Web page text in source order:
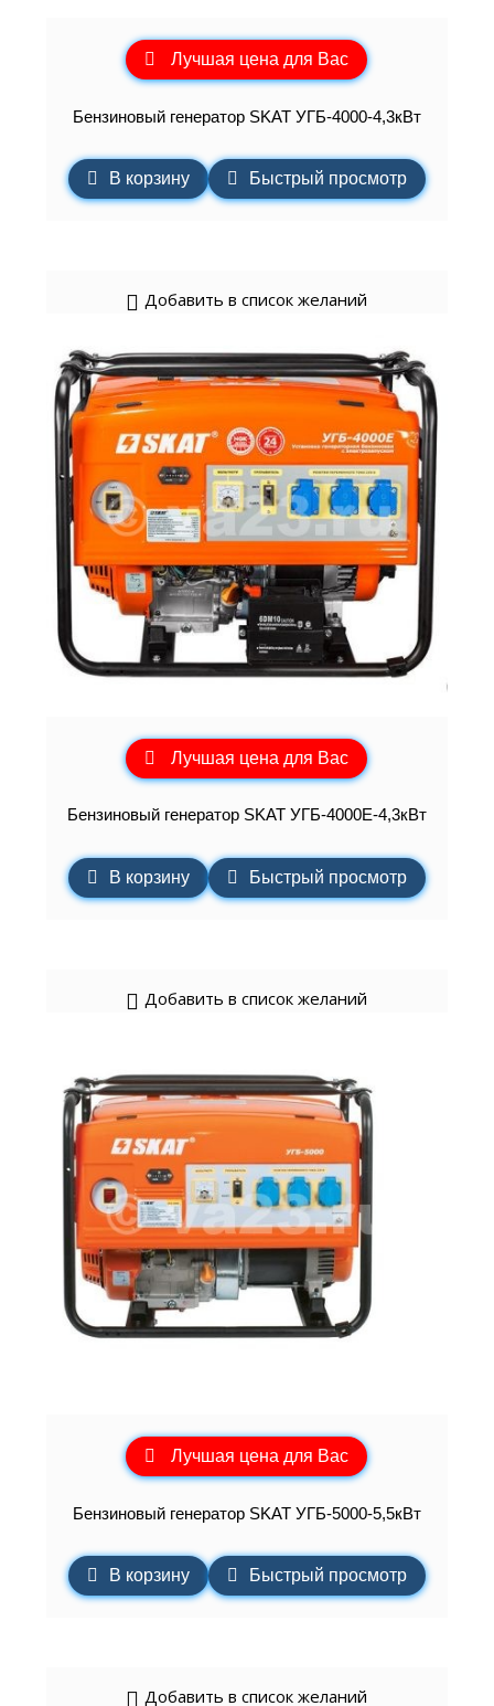
Лучшая цена для Вас
Бензиновый генератор SKAT УГБ-4000-4,3кВт
В корзину Быстрый просмотр
Добавить в список желаний
Лучшая цена для Вас
Бензиновый генератор SKAT УГБ-4000Е-4,3кВт
В корзину Быстрый просмотр
Добавить в список желаний
Лучшая цена для Вас
Бензиновый генератор SKAT УГБ-5000-5,5кВт
В корзину Быстрый просмотр
Добавить в список желаний